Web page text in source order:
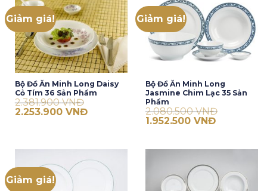
Giảm giá!
Bộ Đồ Ăn Minh Long Daisy
Cỏ Tím 36 Sản Phẩm
2.381.900VNĐ
Giá
gốc
2.253.900 VNĐGiá
Giảm giá!
Bộ Đồ Ăn Minh Long
Jasmine Chim Lạc 35 Sản
Phẩm
2.080.500VNĐ
Giá
gốc
1.952.500 VNĐGiá
1.952.500
Giảm giá!